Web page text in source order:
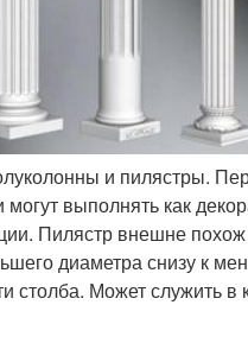
и пилястры.
выполнять как
Пилястр внешне
диаметра снизу к
столба. Может служить